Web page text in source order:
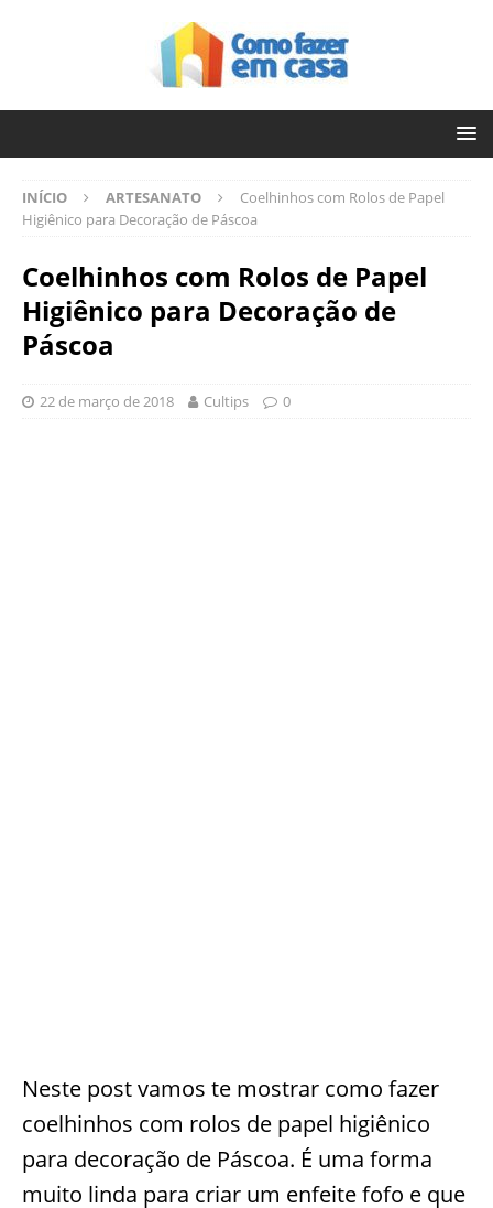
INÍCIO ARTESANATO
Coelhinhos com Rolos de Papel
Higiênico para Decoração de Páscoa
Coelhinhos com Rolos de Papel
Higiênico para Decoração de
Páscoa
22 de março de 2018 Cultips 0
Neste post vamos te mostrar como fazer
coelhinhos com rolos de papel higiênico
para decoração de Páscoa. É uma forma
muito linda para criar um enfeite fofo e que